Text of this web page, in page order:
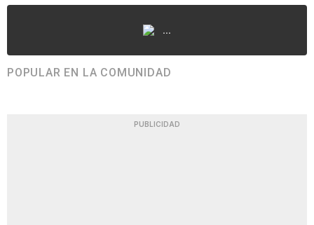
...
POPULAR EN LA COMUNIDAD
PUBLICIDAD